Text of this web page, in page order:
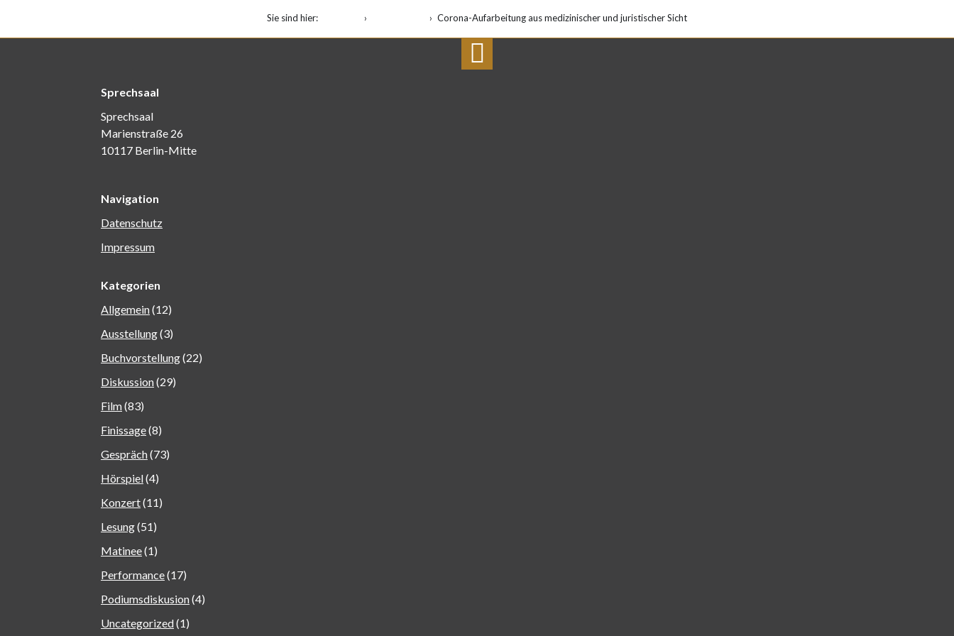
Sie sind hier: Corona-Aufarbeitung aus medizinischer und juristischer Sicht
Sprechsaal
Sprechsaal
Marienstraße 26
10117 Berlin-Mitte
Navigation
Datenschutz
Impressum
Kategorien
Allgemein(12)
Ausstellung(3)
Buchvorstellung(22)
Diskussion(29)
Film(83)
Finissage(8)
Gespräch(73)
Hörspiel(4)
Konzert(11)
Lesung(51)
Matinee(1)
Performance(17)
Podiumsdiskusion(4)
Uncategorized(1)